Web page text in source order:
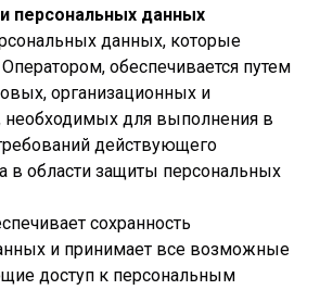
персональных данных
данных, которые
обеспечивается путем
организационных и
необходимых для выполнения в
действующего
в области защиты персональных
сохранность
и принимает все возможные
доступ к персональным